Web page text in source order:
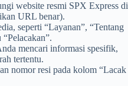
website resmi SPX Express di
URL benar).
seperti “Layanan”, “Tentang
mencari informasi spesifik,
tertentu.
nomor resi pada kolom “Lacak